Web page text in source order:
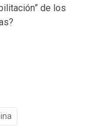
de los